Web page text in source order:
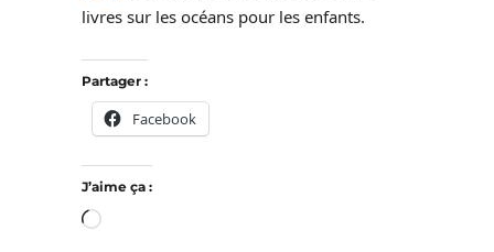
livres sur les océans pour les enfants.
Partager :
Facebook
J’aime ça :
Chargement…